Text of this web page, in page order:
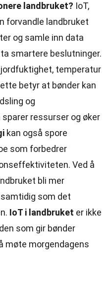
landbruket? IoT,
forvandle landbruket
og samle inn data
smartere beslutninger.
jordfuktighet, temperatur
betyr at bønder kan
og
ressurser og øker
kan også spore
som forbedrer
Ved å
bli mer
som det
IoT i landbruket er ikke
som gir bønder
møte morgendagens